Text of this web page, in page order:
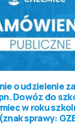
o udzielenie
Dowóz do
w roku
sprawy: